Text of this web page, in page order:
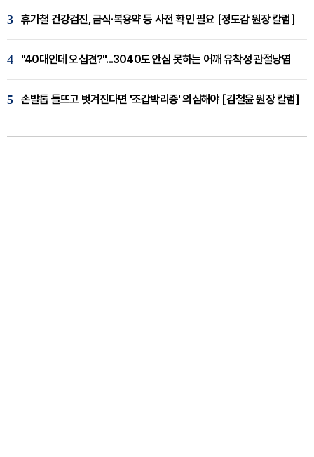
3 휴가철 건강검진, 금식·복용약 등 사전 확인 필요 [정도감 원장 칼럼]
4 "40대인데 오십견?"...3040도 안심 못하는 어깨 유착성 관절낭염
5 손발톱 들뜨고 벗겨진다면 '조갑박리증' 의심해야 [김철윤 원장 칼럼]